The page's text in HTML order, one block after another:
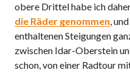
obere Drittel habe ich
die Räder genommen,
enthaltenen Steigungen
zwischen Idar-Oberstein
schon, von einer Radtour